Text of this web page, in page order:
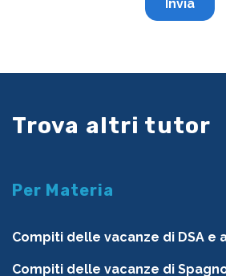
Trova altri tutor
Per Materia
Compiti delle vacanze di DSA e
Compiti delle vacanze di